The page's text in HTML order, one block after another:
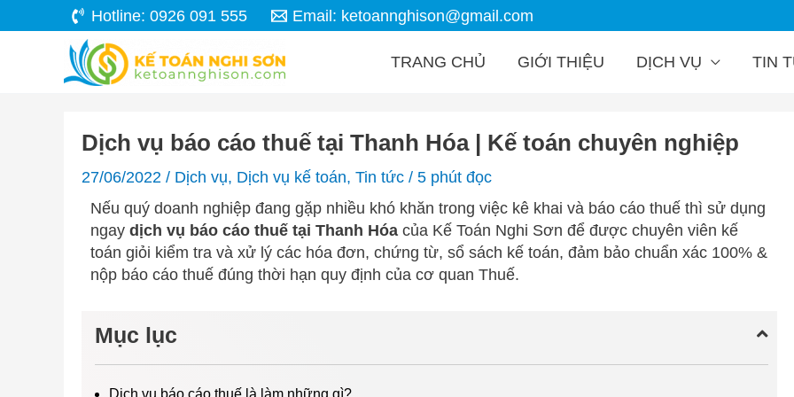
to
Hotline: 0926 091 555 Email: ketoannghison@gmail.com
TRANG CHỦ GIỚI THIỆU DỊCH VỤ TIN
Dịch vụ báo cáo thuế tại Thanh Hóa | Kế toán chuyên nghiệp
27/06/2022 / Dịch vụ, Dịch vụ kế toán, Tin tức / 5 phút đọc
Nếu quý doanh nghiệp đang gặp nhiều khó khăn trong việc kê khai và báo cáo thuế thì sử dụng
ngay dịch vụ báo cáo thuế tại Thanh Hóa của Kế Toán Nghi Sơn để được chuyên viên kế
toán giỏi kiểm tra và xử lý các hóa đơn, chứng từ, sổ sách kế toán, đảm bảo chuẩn xác 100% &
nộp báo cáo thuế đúng thời hạn quy định của cơ quan Thuế.
Mục lục
Dịch vụ báo cáo thuế là làm những gì?